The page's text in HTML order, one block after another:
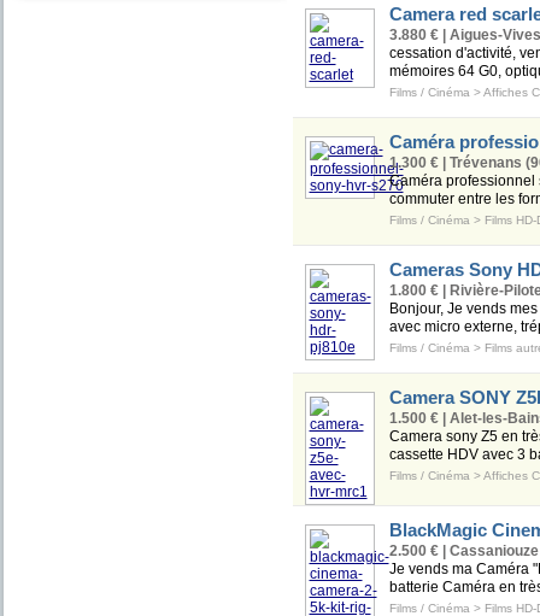
Camera red
3.880 € | Aigues-
cessation d'activité,
mémoires 64 G0,
Films / Cinéma >Affiches
Caméra
1.300 € | Trévenans
Caméra professionnel
commuter entre les
Films / Cinéma > Films HD-
Cameras Sony
1.800 € | Rivière-
Bonjour, Je vends
avec micro externe,
Films / Cinéma > Films
Camera SONY
1.500 € | Alet-les-
Camera sony Z5 en
cassette HDV avec 3
Films / Cinéma >Affiches
BlackMagic
2.500 € |
Je vends ma Caméra
batterie Caméra en
Films / Cinéma > Films HD-